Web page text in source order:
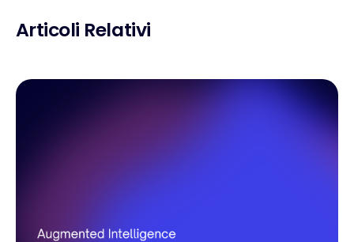
Articoli Relativi